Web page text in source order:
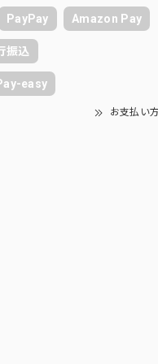
PayPay Amazon Pay
振込
easy
お支払い